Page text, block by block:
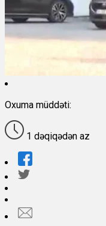
Oxuma müddəti:
1 dəqiqədən az